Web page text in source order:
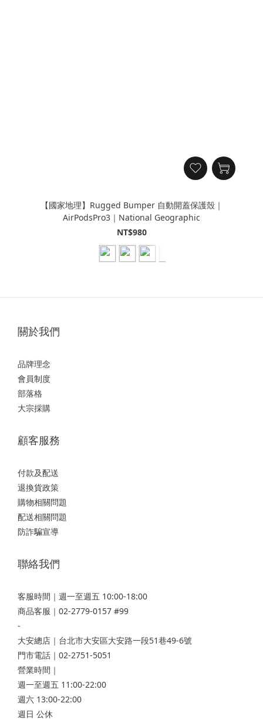
【國家地理】Rugged Bumper 自動開蓋保護殼｜
AirPodsPro3｜National Geographic
NT$980
關於我們
品牌理念
會員制度
部落格
大宗採購
顧客服務
付款及配送
退換貨政策
購物相關問題
配送相關問題
防詐騙宣導
聯絡我們
客服時間｜週一至週五 10:00-18:00
商品客服｜02-2779-0157 #99
-
大安總店 ｜台北市大安區大安路一段51巷49-6號
門市電話｜02-2751-5051
營業時間｜
週一至週五 11:00-22:00
週六 13:00-22:00
週日 公休